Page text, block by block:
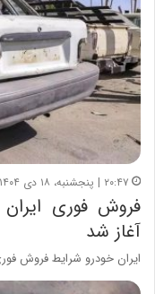
۲۰:۴۷ | پنجشنبه، ۱۸ دی ۱۴۰۴
فروش فوری
آغاز شد
ایران خودرو شرایط فروش